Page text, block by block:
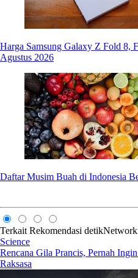
Harga Samsung Galaxy Z Fold 8,
Agustus 2026
Daftar Musim Buah di Indonesia
Terkait Rekomendasi detikNetwork
Science
Rencana Gila Prancis, Pernah
Raksasa